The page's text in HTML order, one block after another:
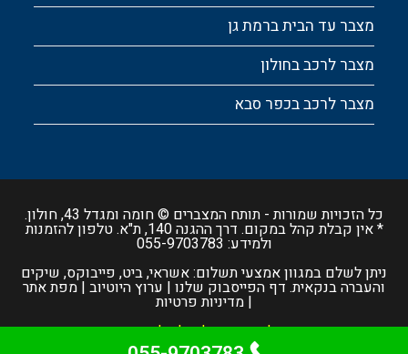
מצבר עד הבית ברמת גן
מצבר לרכב בחולון
מצבר לרכב בכפר סבא
כל הזכויות שמורות - תותח המצברים © חומה ומגדל 43, חולון.
* אין קבלת קהל במקום. דרך ההגנה 140, ת"א. טלפון להזמנות
ולמידע: 055-9703783
ניתן לשלם במגוון אמצעי תשלום: אשראי, ביט, פייבוקס, שיקים
והעברה בנקאית.דף הפייסבוק שלנו | ערוץ היוטיוב |מפת אתר
| מדיניות פרטיות
התמונות באתר הן להמחשה בלבד | כל המחירים וזמני ההגעה
המוצגים באתר הם משוערים בלבד ועשויים להשתנות | משלוח